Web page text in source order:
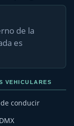
de la
es
VEHICULARES
conducir